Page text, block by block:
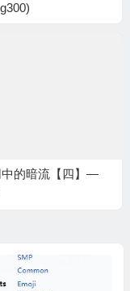
中的暗流【四】—